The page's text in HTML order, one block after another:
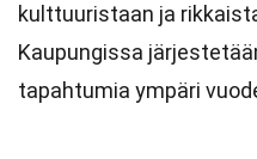
kulttuuristaan ja
Kaupungissa
tapahtumia ympäri